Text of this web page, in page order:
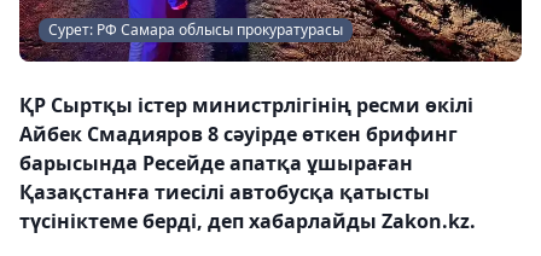
Сурет: РФ Самара облысы прокуратурасы
ҚР Сыртқы істер министрлігінің ресми өкілі
Айбек Смадияров 8 сәуірде өткен брифинг
барысында Ресейде апатқа ұшыраған
Қазақстанға тиесілі автобусқа қатысты
түсініктеме берді, деп хабарлайды Zakon.kz.